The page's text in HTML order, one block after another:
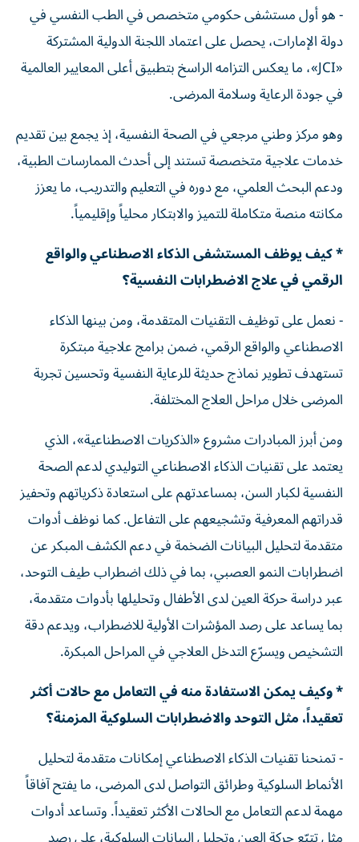
- هو أول مستشفى حكومي متخصص في الطب النفسي في
دولة الإمارات، يحصل على اعتماد اللجنة الدولية المشتركة
«JCI»، ما يعكس التزامه الراسخ بتطبيق أعلى المعايير العالمية
في جودة الرعاية وسلامة المرضى.
وهو مركز وطني مرجعي في الصحة النفسية، إذ يجمع بين تقديم
خدمات علاجية متخصصة تستند إلى أحدث الممارسات الطبية،
ودعم البحث العلمي، مع دوره في التعليم والتدريب، ما يعزز
مكانته منصة متكاملة للتميز والابتكار محلياً وإقليمياً.
* كيف يوظف المستشفى الذكاء الاصطناعي والواقع
الرقمي في علاج الاضطرابات النفسية؟
- نعمل على توظيف التقنيات المتقدمة، ومن بينها الذكاء
الاصطناعي والواقع الرقمي، ضمن برامج علاجية مبتكرة
تستهدف تطوير نماذج حديثة للرعاية النفسية وتحسين تجربة
المرضى خلال مراحل العلاج المختلفة.
ومن أبرز المبادرات مشروع «الذكريات الاصطناعية»، الذي
يعتمد على تقنيات الذكاء الاصطناعي التوليدي لدعم الصحة
النفسية لكبار السن، بمساعدتهم على استعادة ذكرياتهم وتحفيز
قدراتهم المعرفية وتشجيعهم على التفاعل. كما نوظف أدوات
متقدمة لتحليل البيانات الضخمة في دعم الكشف المبكر عن
اضطرابات النمو العصبي، بما في ذلك اضطراب طيف التوحد،
عبر دراسة حركة العين لدى الأطفال وتحليلها بأدوات متقدمة،
بما يساعد على رصد المؤشرات الأولية للاضطراب، ويدعم دقة
التشخيص ويسرّع التدخل العلاجي في المراحل المبكرة.
* وكيف يمكن الاستفادة منه في التعامل مع حالات أكثر
تعقيداً، مثل التوحد والاضطرابات السلوكية المزمنة؟
- تمنحنا تقنيات الذكاء الاصطناعي إمكانات متقدمة لتحليل
الأنماط السلوكية وطرائق التواصل لدى المرضى، ما يفتح آفاقاً
مهمة لدعم التعامل مع الحالات الأكثر تعقيداً. وتساعد أدوات